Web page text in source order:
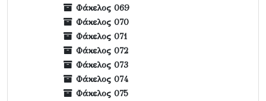
Φάκελος 069
Φάκελος 070
Φάκελος 071
Φάκελος 072
Φάκελος 073
Φάκελος 074
Φάκελος 075